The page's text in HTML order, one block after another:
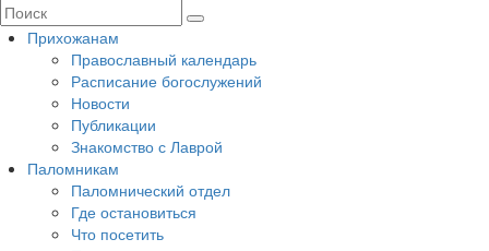
Прихожанам
Православный календарь
Расписание богослужений
Новости
Публикации
Знакомство с Лаврой
Паломникам
Паломнический отдел
Где остановиться
Что посетить